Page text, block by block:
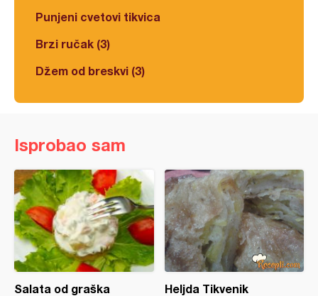
Punjeni cvetovi tikvica
Brzi ručak (3)
Džem od breskvi (3)
Isprobao sam
Salata od graška Heljda Tikvenik